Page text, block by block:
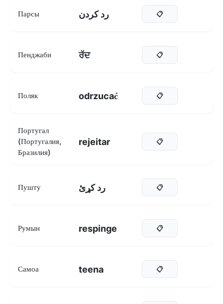
Парсы رد کردن 📋
Пенджаби ਰੱਦ 📋
Поляк odrzucać 📋
Португал
(Португалия,
Бразилия)
rejeitar 📋
Пушту رد کړئ 📋
Румын respinge 📋
Самоа teena 📋